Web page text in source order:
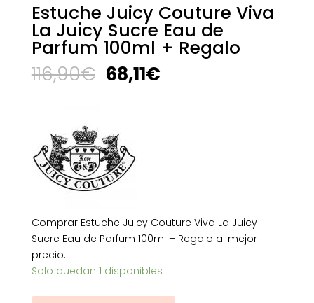
Estuche Juicy Couture Viva
La Juicy Sucre Eau de
Parfum 100ml + Regalo
116,90€ El
precio
116,90€.
68,11€El
Comprar Estuche Juicy Couture Viva La Juicy
Sucre Eau de Parfum 100ml + Regalo al mejor
precio.
Solo quedan 1 disponibles